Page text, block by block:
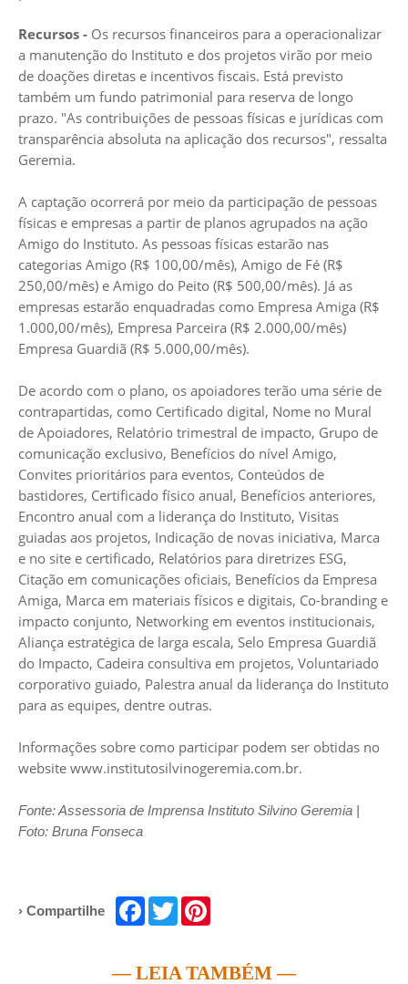
Recursos - Os recursos financeiros para a operacionalizar
a manutenção do Instituto e dos projetos virão por meio
de doações diretas e incentivos fiscais. Está previsto
também um fundo patrimonial para reserva de longo
prazo. "As contribuições de pessoas físicas e jurídicas com
transparência absoluta na aplicação dos recursos", ressalta
Geremia.
A captação ocorrerá por meio da participação de pessoas
físicas e empresas a partir de planos agrupados na ação
Amigo do Instituto. As pessoas físicas estarão nas
categorias Amigo (R$ 100,00/mês), Amigo de Fé (R$
250,00/mês) e Amigo do Peito (R$ 500,00/mês). Já as
empresas estarão enquadradas como Empresa Amiga (R$
1.000,00/mês), Empresa Parceira (R$ 2.000,00/mês)
Empresa Guardiã (R$ 5.000,00/mês).
De acordo com o plano, os apoiadores terão uma série de
contrapartidas, como Certificado digital, Nome no Mural
de Apoiadores, Relatório trimestral de impacto, Grupo de
comunicação exclusivo, Benefícios do nível Amigo,
Convites prioritários para eventos, Conteúdos de
bastidores, Certificado físico anual, Benefícios anteriores,
Encontro anual com a liderança do Instituto, Visitas
guiadas aos projetos, Indicação de novas iniciativa, Marca
e no site e certificado, Relatórios para diretrizes ESG,
Citação em comunicações oficiais, Benefícios da Empresa
Amiga, Marca em materiais físicos e digitais, Co-branding e
impacto conjunto, Networking em eventos institucionais,
Aliança estratégica de larga escala, Selo Empresa Guardiã
do Impacto, Cadeira consultiva em projetos, Voluntariado
corporativo guiado, Palestra anual da liderança do Instituto
para as equipes, dentre outras.
Informações sobre como participar podem ser obtidas no
website www.institutosilvinogeremia.com.br.
Fonte: Assessoria de Imprensa Instituto Silvino Geremia |
Foto: Bruna Fonseca
› Compartilhe Facebook
Twitter
— LEIA TAMBÉM —